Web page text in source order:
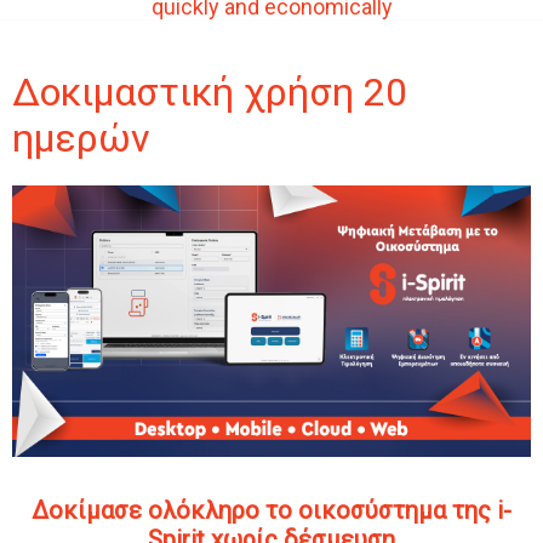
quickly and economically
Δοκιμαστική χρήση 20
ημερών
Δοκίμασε ολόκληρο το οικοσύστημα της i-